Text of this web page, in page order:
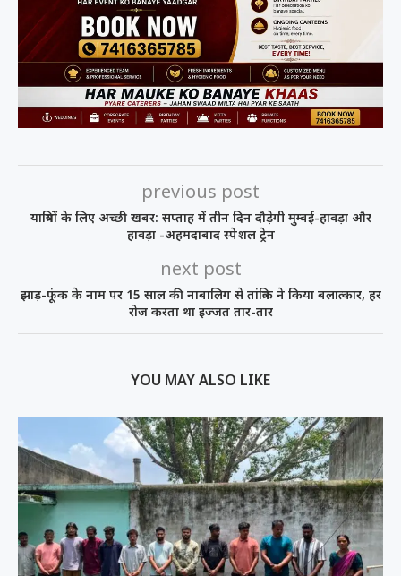
previous post
यात्रियों के लिए अच्छी खबर: सप्ताह में तीन दिन दौड़ेगी मुम्बई-हावड़ा और
हावड़ा -अहमदाबाद स्पेशल ट्रेन
next post
झाड़-फूंक के नाम पर 15 साल की नाबालिग से तांत्रिक ने किया बलात्कार, हर
रोज करता था इज्जत तार-तार
YOU MAY ALSO LIKE